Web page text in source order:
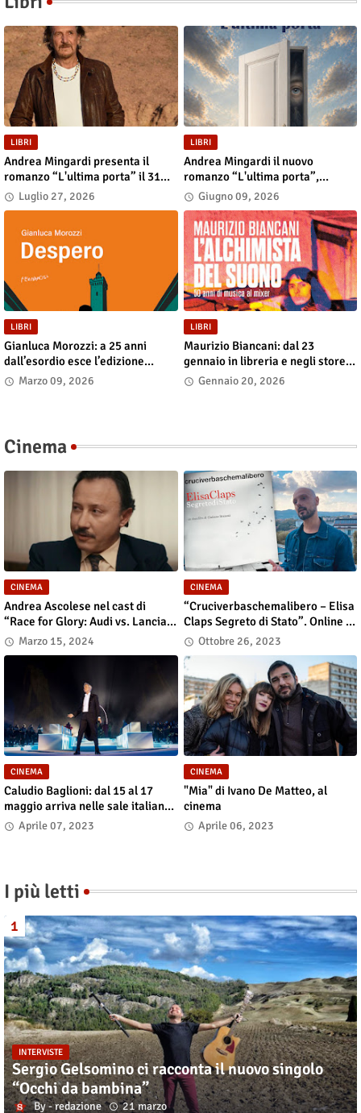
LIBRI
Andrea Mingardi presenta il
romanzo “L'ultima porta” il 31
luglio alla Fiera di San Lazzaro
Luglio 27, 2026
LIBRI
Andrea Mingardi il nuovo
romanzo “L'ultima porta”,
disponibile in libreria e negli
store digitali
Giugno 09, 2026
LIBRI
Gianluca Morozzi: a 25 anni
dall’esordio esce l’edizione
definitiva di “Despero”, dal 13
Marzo 09, 2026
LIBRI
Maurizio Biancani: dal 23
gennaio in libreria e negli store
digitali “L’alchimista del suono.
Gennaio 20, 2026
Cinema
CINEMA
Andrea Ascolese nel cast di
“Race for Glory: Audi vs. Lancia”
al cinema dal 14 marzo
Marzo 15, 2024
CINEMA
“Cruciverbaschemalibero – Elisa
Claps Segreto di Stato”. Online il
docu-film
Ottobre 26, 2023
CINEMA
Caludio Baglioni: dal 15 al 17
maggio arriva nelle sale italiane
"TUTTI SU! Buon compleanno
Claudio"
Aprile 07, 2023
CINEMA
"Mia" di Ivano De Matteo, al
cinema
Aprile 06, 2023
I più letti
INTERVISTE
Sergio Gelsomino ci racconta il nuovo singolo
“Occhi da bambina”
redazione 21 marzo